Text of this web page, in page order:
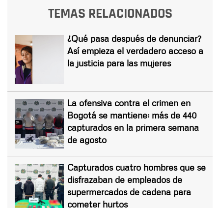
TEMAS RELACIONADOS
¿Qué pasa después de denunciar?
Así empieza el verdadero acceso a
la justicia para las mujeres
La ofensiva contra el crimen en
Bogotá se mantiene: más de 440
capturados en la primera semana
de agosto
Capturados cuatro hombres que se
disfrazaban de empleados de
supermercados de cadena para
cometer hurtos